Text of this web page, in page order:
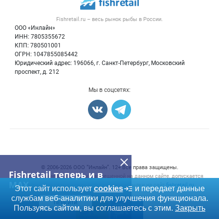
Fishretail теперь и в
MAX
ПЕРЕЙТИ
Fishretail.ru – весь рынок рыбы в России.
ООО «Инлайн»
ИНН: 7805355672
КПП: 780501001
ОГРН: 1047855085442
Юридический адрес: 196066, г. Санкт-Петербург, Московский
проспект, д. 212
Контактная информация
Политика обработки персональных данных
Новости рынка
Блог
Рыба
Икра
Мы в соцсетях:
© 2006‑2026 ООО “Инлайн”. 12+ Все права защищены.
Использование информации, размещенной на данном сайте, допускается
только при размещении активной гиперссылки на сайт
fishretail.ru
Этот сайт использует cookies
и передает данные
службам веб-аналитики для улучшения функционала.
Пользуясь сайтом, вы соглашаетесь с этим. Закрыть